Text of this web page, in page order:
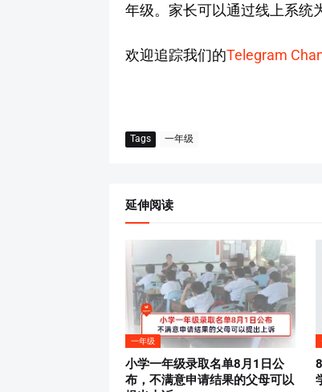
年级。家长可以通过线上系统
欢迎追踪我们的Telegram
Tags 一年级
延伸阅读
一年级
小学一年级录取名单8月1日公
布，不满意申请结果的父母可以